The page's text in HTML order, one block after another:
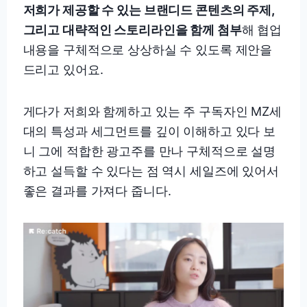
저희가 제공할 수 있는 브랜디드 콘텐츠의 주제,
그리고 대략적인 스토리라인을 함께 첨부해 협업
내용을 구체적으로 상상하실 수 있도록 제안을
드리고 있어요.
게다가 저희와 함께하고 있는 주 구독자인 MZ세
대의 특성과 세그먼트를 깊이 이해하고 있다 보
니 그에 적합한 광고주를 만나 구체적으로 설명
하고 설득할 수 있다는 점 역시 세일즈에 있어서
좋은 결과를 가져다 줍니다.